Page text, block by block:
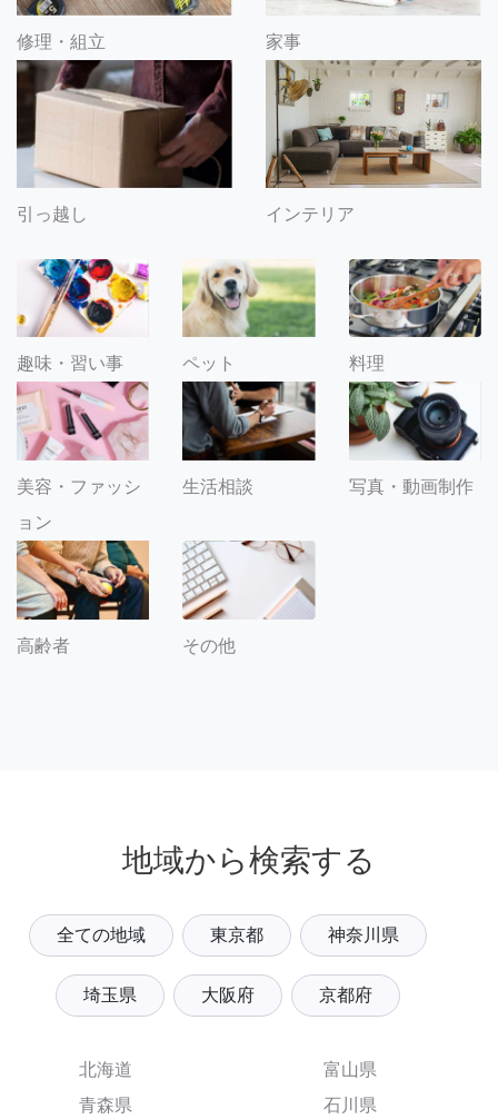
修理・組立 家事
引っ越し インテリア
趣味・習い事 ペット 料理
美容・ファッシ
ョン
生活相談 写真・動画制作
高齢者 その他
地域から検索する
全ての地域 東京都 神奈川県
埼玉県 大阪府 京都府
北海道
青森県
富山県
石川県